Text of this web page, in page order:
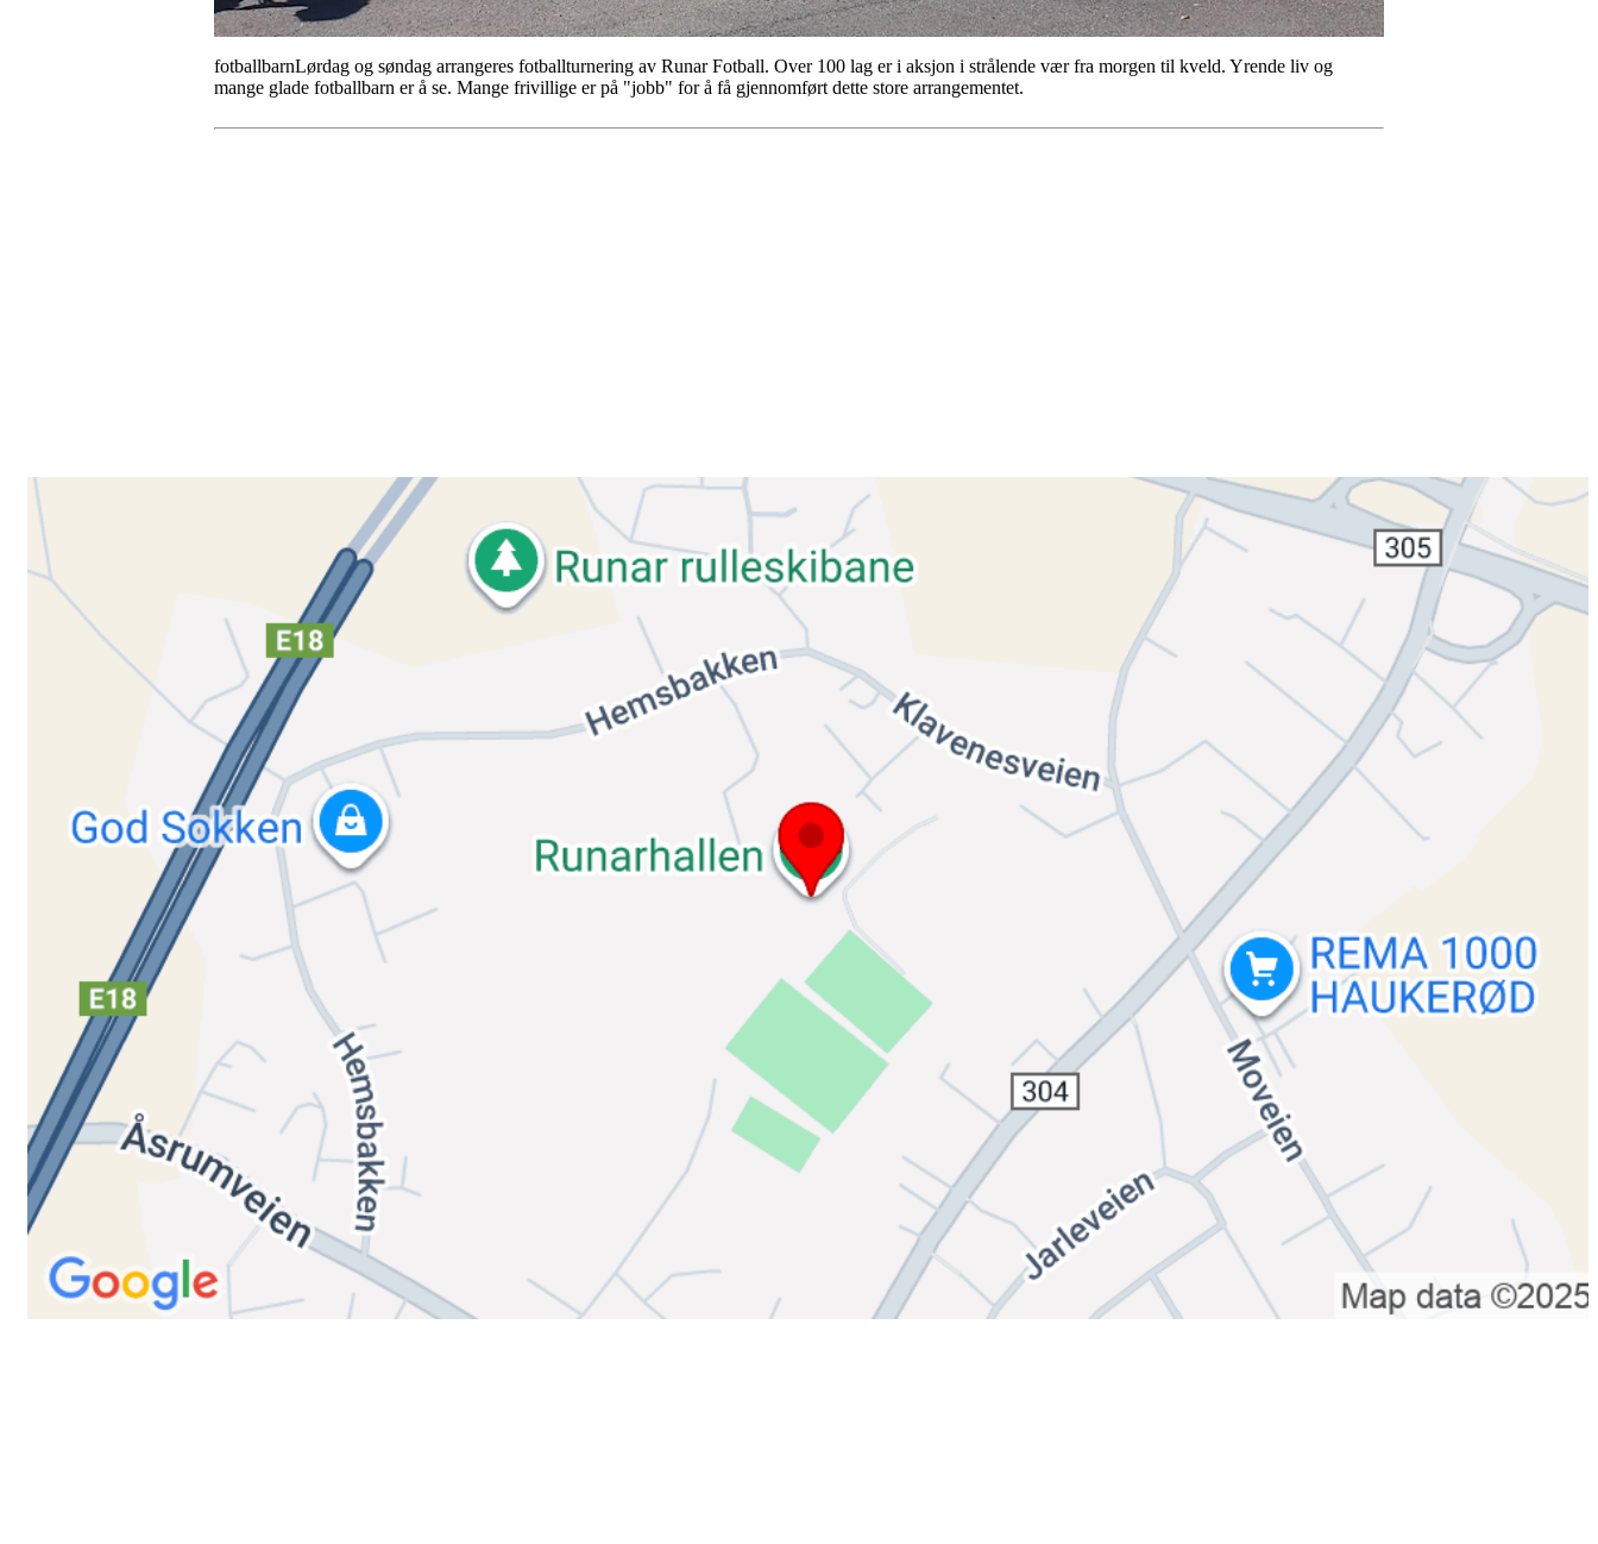
fotballbarnLørdag og søndag arrangeres fotballturnering av Runar Fotball. Over 100 lag er i aksjon i strålende vær fra morgen til kveld. Yrende liv og
mange glade fotballbarn er å se. Mange frivillige er på "jobb" for å få gjennomført dette store arrangementet.